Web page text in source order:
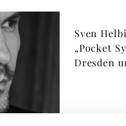
Sven
„Pocket
Dresden